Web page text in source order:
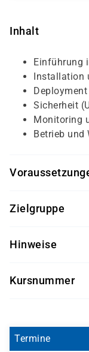
Inhalt
Einführung
Installation
Sicherheit
Monitoring
Betrieb und
Servern.
Zielgruppe
Application-
Hinweise
Kursnummer
Termine